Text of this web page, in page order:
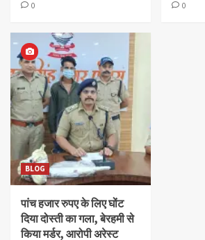
0
0
BLOG
पांच हजार रुपए के लिए घोंट
दिया दोस्ती का गला, बेरहमी से
किया मर्डर, आरोपी अरेस्ट